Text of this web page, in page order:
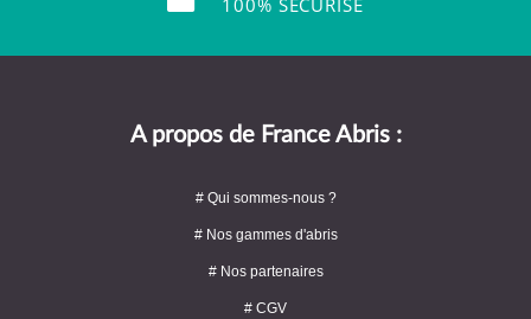
A propos de France Abris :
# Qui sommes-nous ?
# Nos gammes d'abris
# Nos partenaires
# CGV